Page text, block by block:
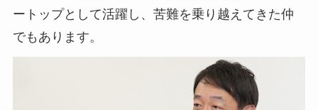
ートップとして活躍し、苦難を乗り越えてきた仲
でもあります。